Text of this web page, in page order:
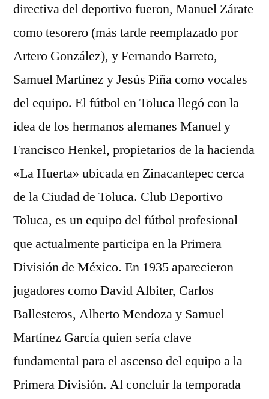
directiva del deportivo fueron, Manuel Zárate
como tesorero (más tarde reemplazado por
Artero González), y Fernando Barreto,
Samuel Martínez y Jesús Piña como vocales
del equipo. El fútbol en Toluca llegó con la
idea de los hermanos alemanes Manuel y
Francisco Henkel, propietarios de la hacienda
«La Huerta» ubicada en Zinacantepec cerca
de la Ciudad de Toluca. Club Deportivo
Toluca, es un equipo del fútbol profesional
que actualmente participa en la Primera
División de México. En 1935 aparecieron
jugadores como David Albiter, Carlos
Ballesteros, Alberto Mendoza y Samuel
Martínez García quien sería clave
fundamental para el ascenso del equipo a la
Primera División. Al concluir la temporada